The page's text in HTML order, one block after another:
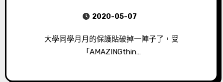
2020-05-07
大學同學月月的保護貼破掉一陣子了，受
「AMAZINGthin…